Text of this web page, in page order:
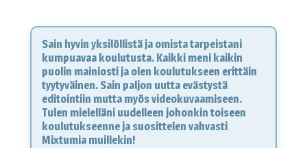
Sain hyvin yksilöllistä ja omista tarpeistani
kumpuavaa koulutusta. Kaikki meni kaikin
puolin mainiosti ja olen koulutukseen erittäin
tyytyväinen. Sain paljon uutta evästystä
editointiin mutta myös videokuvaamiseen.
Tulen mielelläni uudelleen johonkin toiseen
koulutukseenne ja suosittelen vahvasti
Mixtumia muillekin!